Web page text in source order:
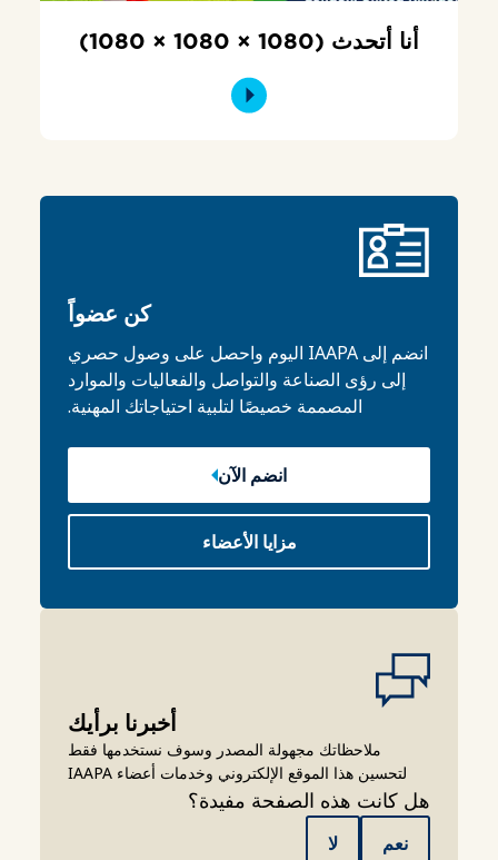
أنا أتحدث (1080 × 1080 × 1080)
كن عضواً
انضم إلى IAAPA اليوم واحصل على وصول حصري
إلى رؤى الصناعة والتواصل والفعاليات والموارد
المصممة خصيصًا لتلبية احتياجاتك المهنية.
انضم الآن
مزايا الأعضاء
أخبرنا برأيك
ملاحظاتك مجهولة المصدر وسوف نستخدمها فقط
لتحسين هذا الموقع الإلكتروني وخدمات أعضاء IAAPA
هل كانت هذه الصفحة مفيدة؟
نعم لا